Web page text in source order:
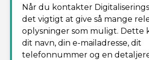
Når du kontakter
det vigtigt at give så mange
oplysninger som muligt. Dette
dit navn, din e-mailadresse, dit
telefonnummer og en